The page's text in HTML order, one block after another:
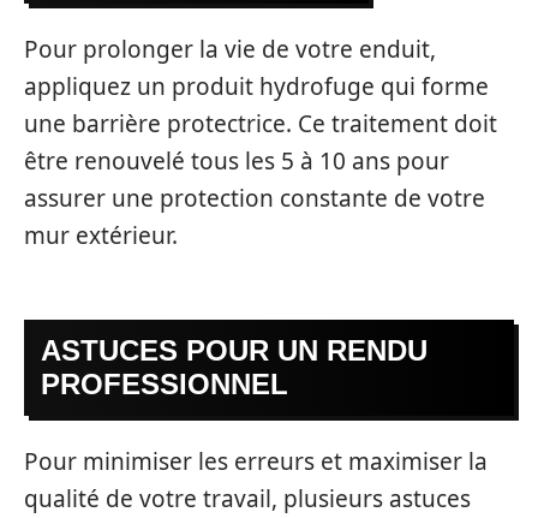
Pour prolonger la vie de votre enduit,
appliquez un produit hydrofuge qui forme
une barrière protectrice. Ce traitement doit
être renouvelé tous les 5 à 10 ans pour
assurer une protection constante de votre
mur extérieur.
ASTUCES POUR UN RENDU
PROFESSIONNEL
Pour minimiser les erreurs et maximiser la
qualité de votre travail, plusieurs astuces